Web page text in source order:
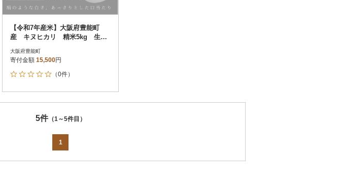
【令和7年産米】大阪府豊能町
産 キヌヒカリ 精米5kg 生産
大阪府豊能町
寄付金額 15,500円
（0件）
5件（1～5件目）
1